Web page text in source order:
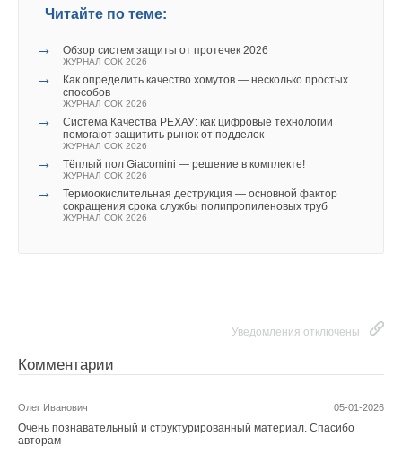
Читайте по теме:
→ Обзор систем защиты от протечек 2026
ЖУРНАЛ СОК 2026
→
Как определить качество хомутов — несколько простых
способов
ЖУРНАЛ СОК 2026
→
Система Качества РЕХАУ: как цифровые технологии
помогают защитить рынок от подделок
ЖУРНАЛ СОК 2026
→ Тёплый пол Giacomini — решение в комплекте!
ЖУРНАЛ СОК 2026
→
Термоокислительная деструкция — основной фактор
сокращения срока службы полипропиленовых труб
ЖУРНАЛ СОК 2026
Уведомления отключены
Комментарии
05-01-2026
Олег Иванович
Очень познавательный и структурированный материал. Спасибо
авторам